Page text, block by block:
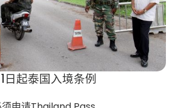
日起泰国入境条例